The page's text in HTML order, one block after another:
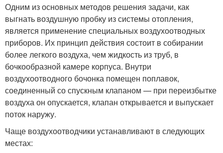
Одним из основных методов решения задачи, как
выгнать воздушную пробку из системы отопления,
является применение специальных воздухоотводных
приборов. Их принцип действия состоит в собирании
более легкого воздуха, чем жидкость из труб, в
бочкообразной камере корпуса. Внутри
воздухоотводного бочонка помещен поплавок,
соединенный со спускным клапаном — при переизбытке
воздуха он опускается, клапан открывается и выпускает
поток наружу.
Чаще воздухоотводчики устанавливают в следующих
местах: